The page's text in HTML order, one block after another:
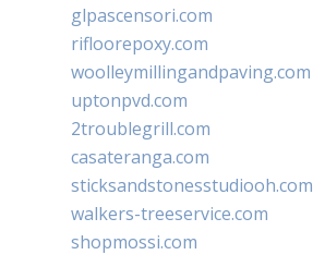
glpascensori.com
rifloorepoxy.com
woolleymillingandpaving.com
uptonpvd.com
2troublegrill.com
casateranga.com
sticksandstonesstudiooh.com
walkers-treeservice.com
shopmossi.com